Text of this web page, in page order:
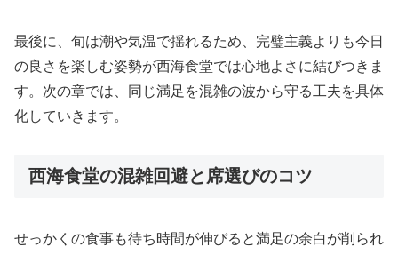
最後に、旬は潮や気温で揺れるため、完璧主義よりも今日
の良さを楽しむ姿勢が西海食堂では心地よさに結びつきま
す。次の章では、同じ満足を混雑の波から守る工夫を具体
化していきます。
西海食堂の混雑回避と席選びのコツ
せっかくの食事も待ち時間が伸びると満足の余白が削られ